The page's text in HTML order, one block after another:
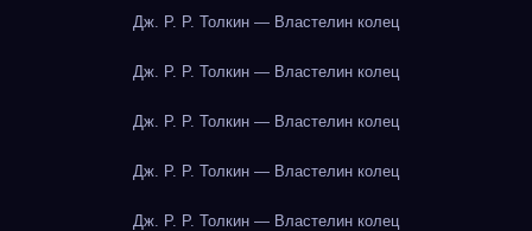
Дж. Р. Р. Толкин — Властелин колец
Дж. Р. Р. Толкин — Властелин колец
Дж. Р. Р. Толкин — Властелин колец
Дж. Р. Р. Толкин — Властелин колец
Дж. Р. Р. Толкин — Властелин колец